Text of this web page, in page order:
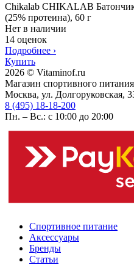
Chikalab CHIKALAB
(25% протеина), 60 г
Нет в наличии
14 оценок
Подробнее ›
Купить
2026 © Vitaminof.ru
Магазин спортивного питания
Москва, ул. Долгоруковская,
8 (495) 18-18-200
Пн. – Вс.: с 10:00 до 20:00
Спортивное питание
Аксессуары
Бренды
Статьи